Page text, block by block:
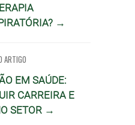
→
ARTIGO
EM SAÚDE:
CARREIRA E
SETOR →